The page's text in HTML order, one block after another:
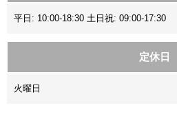
平日: 10:00-18:30 土日祝: 09:00-17:30
定休日
火曜日